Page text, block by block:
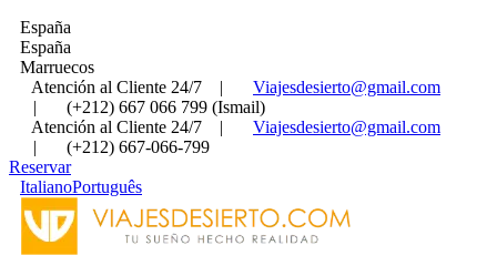
España
España
Marruecos
Atención al Cliente 24/7
|
Viajesdesierto@gmail.com
|
(+212) 667 066 799 (Ismail)
Atención al Cliente 24/7
|
Viajesdesierto@gmail.com
|
(+212) 667-066-799
Reservar
ItalianoPortuguês